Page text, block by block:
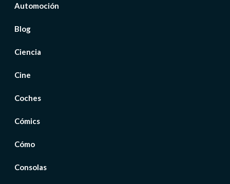
Automoción
Blog
Ciencia
Cine
Coches
Cómics
Cómo
Consolas